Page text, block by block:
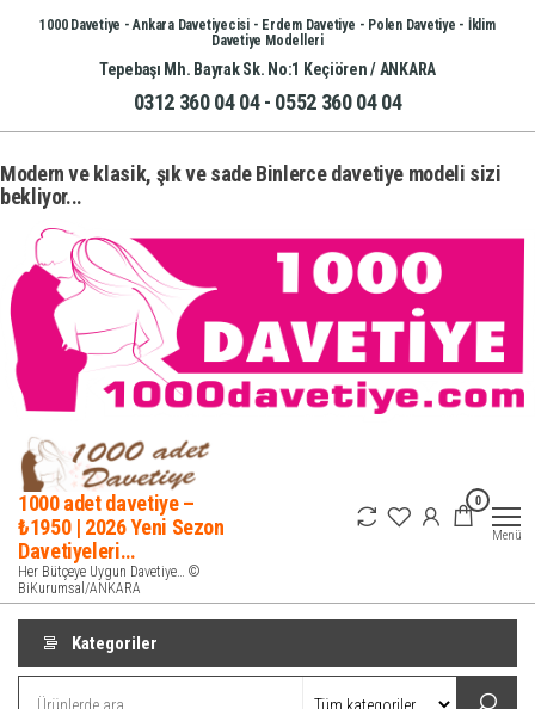
İçeriğe1000 Davetiye - Ankara Davetiyecisi - Erdem Davetiye - Polen Davetiye - İklim
Davetiye Modelleri
Tepebaşı Mh. Bayrak Sk. No:1 Keçiören / ANKARA
0312 360 04 04 - 0552 360 04 04
Modern ve klasik, şık ve sade Binlerce davetiye modeli sizi
bekliyor...
1000 adet davetiye –
₺1950 | 2026 Yeni Sezon
Davetiyeleri…
Her Bütçeye Uygun Davetiye… ©
BiKurumsal/ANKARA
0
Menü
Kategoriler